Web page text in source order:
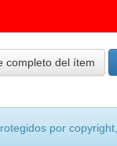
completo del ítem
por